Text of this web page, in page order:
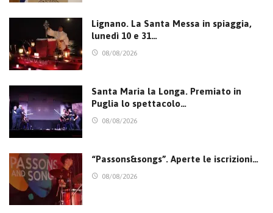
Lignano. La Santa Messa in spiaggia,
lunedì 10 e 31…
08/08/2026
Santa Maria la Longa. Premiato in
Puglia lo spettacolo…
08/08/2026
“Passons&songs”. Aperte le iscrizioni…
08/08/2026